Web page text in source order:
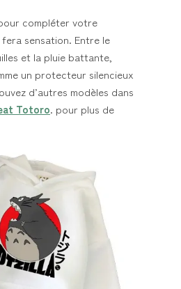
compléter votre
sensation. Entre le
et la pluie battante,
un protecteur silencieux
d’autres modèles dans
Totoro. pour plus de